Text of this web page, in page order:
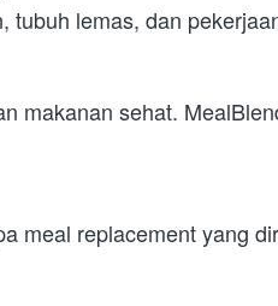
tubuh lemas, dan
makanan sehat.
meal replacement yang